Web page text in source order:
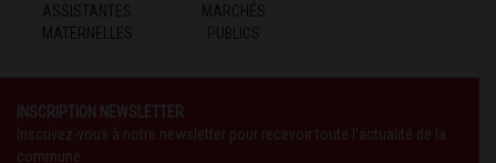
ASSISTANTES
MATERNELLES
MARCHÉS
PUBLICS
INSCRIPTION NEWSLETTER
Inscrivez-vous à notre newsletter pour recevoir toute l'actualité de la
commune